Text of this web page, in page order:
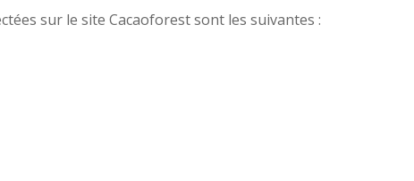
sur le siteCacaoforestsont les suivantes :